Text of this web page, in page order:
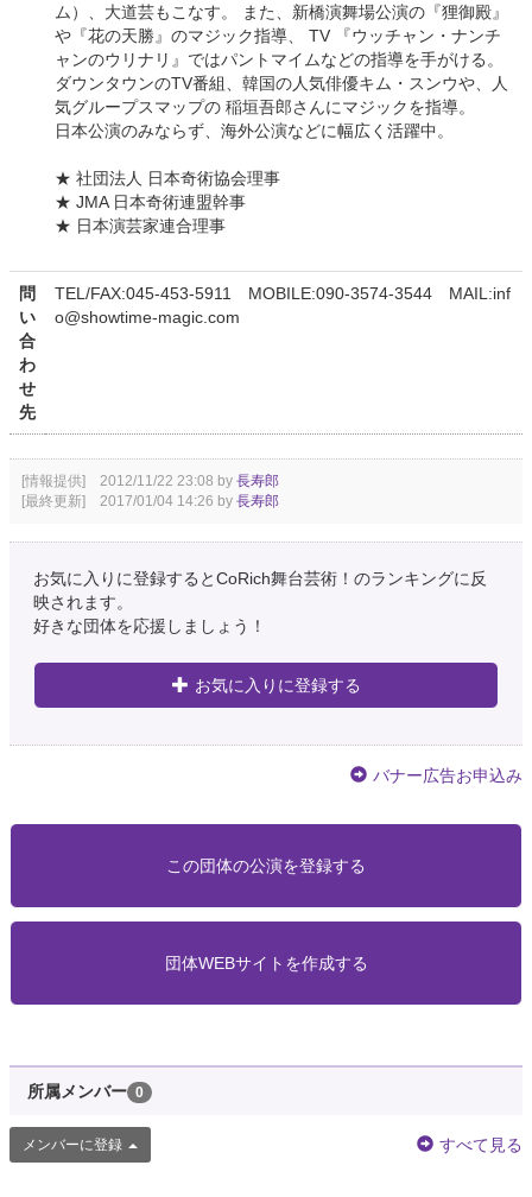
ム）、大道芸もこなす。 また、新橋演舞場公演の『狸御殿』
や『花の天勝』のマジック指導、 TV 『ウッチャン・ナンチ
ャンのウリナリ』ではパントマイムなどの指導を手がける。
ダウンタウンのTV番組、韓国の人気俳優キム・スンウや、人
気グループスマップの 稲垣吾郎さんにマジックを指導。
日本公演のみならず、海外公演などに幅広く活躍中。
★ 社団法人 日本奇術協会理事
★ JMA 日本奇術連盟幹事
★ 日本演芸家連合理事
問
い
合
わ
せ
先
TEL/FAX:045-453-5911 MOBILE:090-3574-3544 MAIL:inf
o@showtime-magic.com
[情報提供] 2012/11/22 23:08 by 長寿郎
[最終更新] 2017/01/04 14:26 by 長寿郎
お気に入りに登録するとCoRich舞台芸術！のランキングに反
映されます。
好きな団体を応援しましょう！
お気に入りに登録する
バナー広告お申込み
この団体の公演を登録する
団体WEBサイトを作成する
所属メンバー 0
メンバーに登録 すべて見る